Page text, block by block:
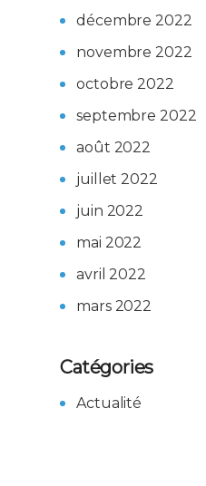
décembre 2022
novembre 2022
octobre 2022
septembre 2022
août 2022
juillet 2022
juin 2022
mai 2022
avril 2022
mars 2022
Catégories
Actualité